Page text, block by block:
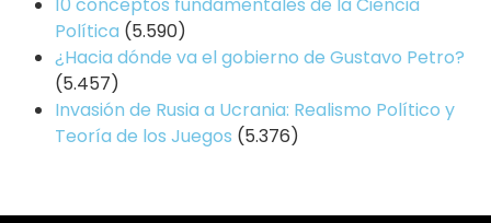
Política (5.590)
¿Hacia dónde va el gobierno de Gustavo Petro?
(5.457)
Invasión de Rusia a Ucrania: Realismo Político y
Teoría de los Juegos (5.376)